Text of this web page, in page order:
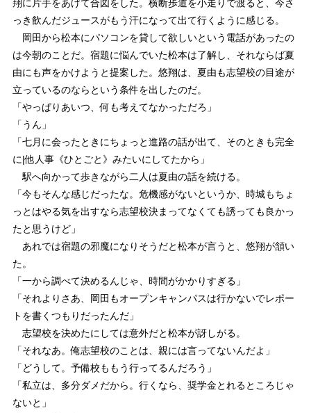
翔に片手をあげて合図をした。横断歩道を小走りで渡ると、今さ
っき飲んだジュースがもう汗になって出て行くように感じる。
岡田から松本にパソコンを貸して欲しいという電話があったの
は今朝のことだ。宿題に悩んでいた松本は了解し、それならば夏
由にも声をかけようと提案した。悠翔は、夏由も志望校の目途が
立っているのならという条件を出したのだ。
「やっぱりあいつ、何も考えてなかっただろ」
「うん」
「七月に会ったときにちょっと進路の話が出て、そのときも完全
に|他人事《ひとごと》みたいにしてたから」
駅へ向かって歩きながら二人は夏由の話を続ける。
「今もそんな感じだったな。危機感がないというか、時城もちょ
っとはやる気を出すなら志望校決まってなくても誘っても良かっ
たと思うけど」
あれでは宿題の邪魔になりそうだと松本が言うと、悠翔が頷い
た。
「一から調べて決めるんじゃ、時間がかかりすぎる」
「それよりさあ、岡田もオープンキャンパスは行かないでレポー
トを書くつもりだったんだ」
志望校を決めたにしては意外だと松本が訝しがる。
「それなあ。俺志望校のことは、親には言ってないんだよ」
「どうして。予備校ももう行ってるんだろう」
「私立は、多分ダメだから。行くなら、奨学金とれるところじゃ
ないと」